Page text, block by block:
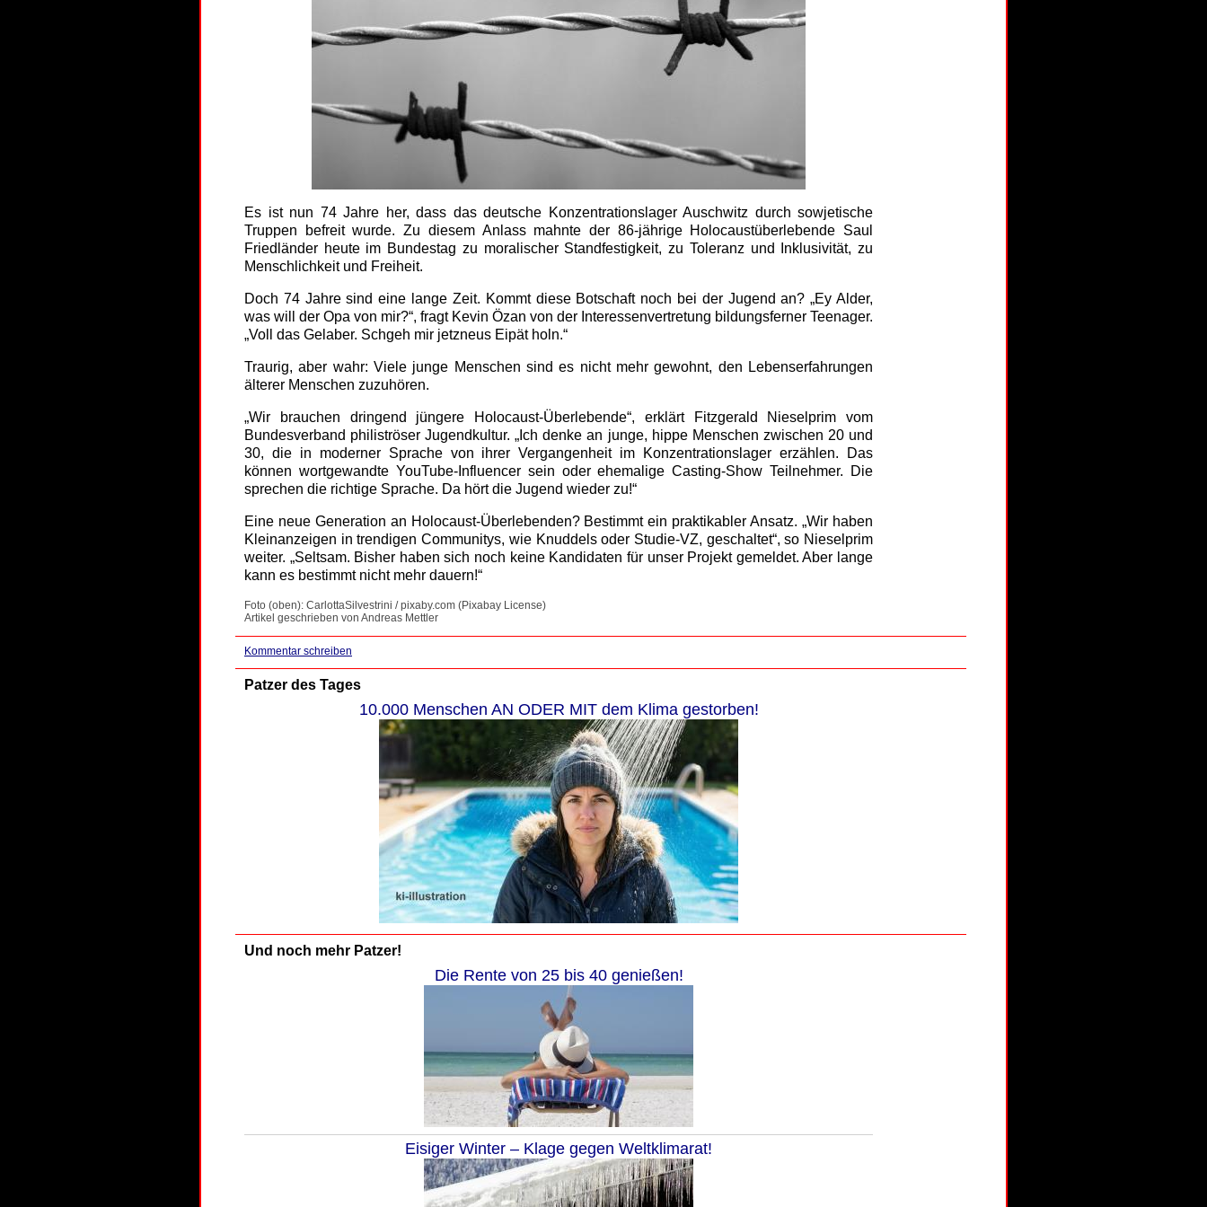
Es ist nun 74 Jahre her, dass das deutsche Konzentrationslager Auschwitz durch sowjetische
Truppen befreit wurde. Zu diesem Anlass mahnte der 86-jährige Holocaustüberlebende Saul
Friedländer heute im Bundestag zu moralischer Standfestigkeit, zu Toleranz und Inklusivität, zu
Menschlichkeit und Freiheit.
Doch 74 Jahre sind eine lange Zeit. Kommt diese Botschaft noch bei der Jugend an? „Ey Alder,
was will der Opa von mir?“, fragt Kevin Özan von der Interessenvertretung bildungsferner Teenager.
„Voll das Gelaber. Schgeh mir jetzneus Eipät holn.“
Traurig, aber wahr: Viele junge Menschen sind es nicht mehr gewohnt, den Lebenserfahrungen
älterer Menschen zuzuhören.
„Wir brauchen dringend jüngere Holocaust-Überlebende“, erklärt Fitzgerald Nieselprim vom
Bundesverband philiströser Jugendkultur. „Ich denke an junge, hippe Menschen zwischen 20 und
30, die in moderner Sprache von ihrer Vergangenheit im Konzentrationslager erzählen. Das
können wortgewandte YouTube-Influencer sein oder ehemalige Casting-Show Teilnehmer. Die
sprechen die richtige Sprache. Da hört die Jugend wieder zu!“
Eine neue Generation an Holocaust-Überlebenden? Bestimmt ein praktikabler Ansatz. „Wir haben
Kleinanzeigen in trendigen Communitys, wie Knuddels oder Studie-VZ, geschaltet“, so Nieselprim
weiter. „Seltsam. Bisher haben sich noch keine Kandidaten für unser Projekt gemeldet. Aber lange
kann es bestimmt nicht mehr dauern!“
Foto (oben): CarlottaSilvestrini / pixaby.com (Pixabay License)
Artikel geschrieben von Andreas Mettler
Kommentar schreiben
Patzer des Tages
10.000 Menschen AN ODER MIT dem Klima gestorben!
Und noch mehr Patzer!
Die Rente von 25 bis 40 genießen!
Eisiger Winter – Klage gegen Weltklimarat!